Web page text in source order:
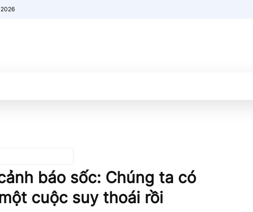
báo sốc: Chúng ta có
cuộc suy thoái rồi